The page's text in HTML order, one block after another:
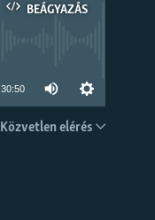
BEÁGYAZÁS
30:50
Közvetlen elérés